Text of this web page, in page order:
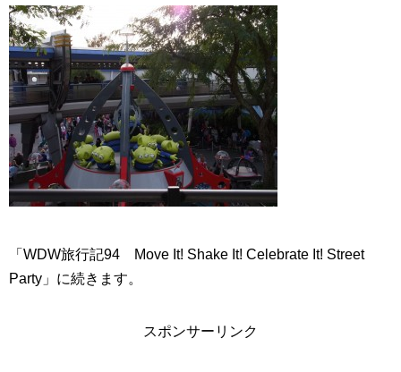
「WDW旅行記94 Move It! Shake It! Celebrate It! Street
Party」に続きます。
スポンサーリンク